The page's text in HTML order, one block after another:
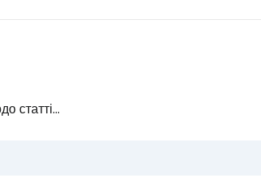
статті...